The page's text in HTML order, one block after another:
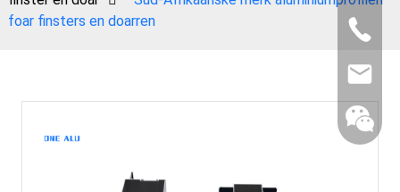
foar finsters en doarren